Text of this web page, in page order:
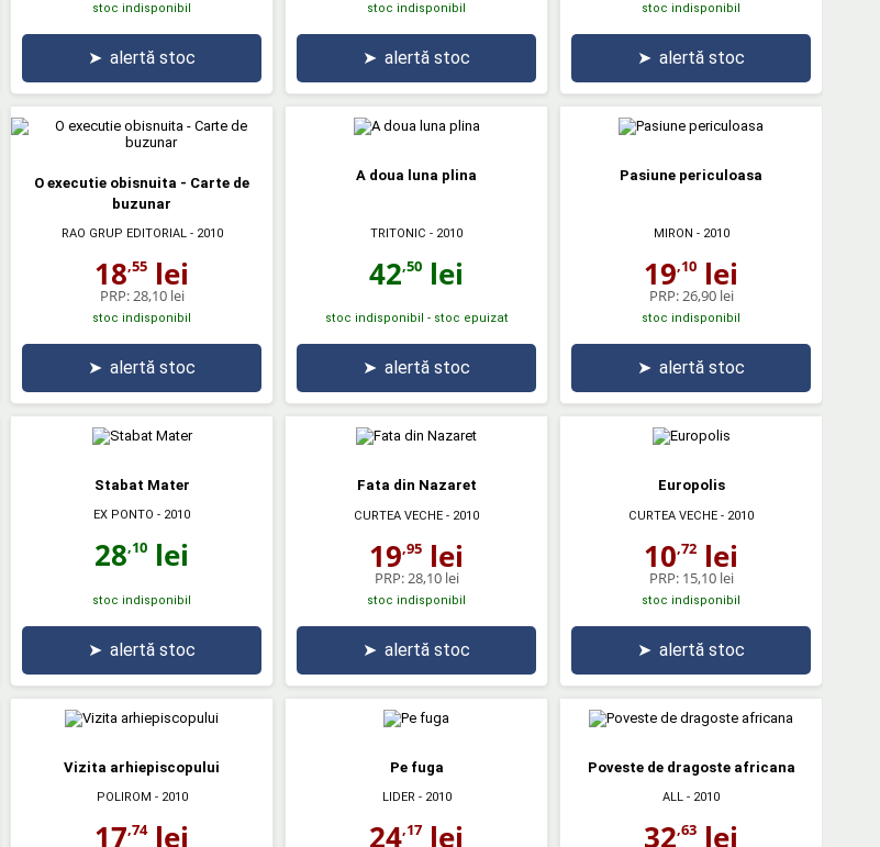
stoc indisponibil
➤ alertă stoc
stoc indisponibil
➤ alertă stoc
stoc indisponibil
➤ alertă stoc
O executie obisnuita - Carte de
buzunar
RAO GRUP EDITORIAL- 2010
18,55 lei
PRP:28,10 lei
stoc indisponibil
➤ alertă stoc
A doua luna plina
TRITONIC - 2010
42,50 lei
stoc indisponibil - stoc epuizat
➤ alertă stoc
Pasiune periculoasa
MIRON - 2010
19,10 lei
PRP:26,90 lei
stoc indisponibil
➤ alertă stoc
Stabat Mater
EX PONTO - 2010
28,10 lei
stoc indisponibil
➤ alertă stoc
Fata din Nazaret
CURTEA VECHE - 2010
19,95 lei
PRP:28,10 lei
stoc indisponibil
➤ alertă stoc
Europolis
CURTEA VECHE - 2010
10,72 lei
PRP: 15,10 lei
stoc indisponibil
➤ alertă stoc
Vizita arhiepiscopului
POLIROM - 2010
17,74lei
Pe fuga
LIDER- 2010
24,17 lei
Poveste de dragoste africana
ALL - 2010
32,63 lei